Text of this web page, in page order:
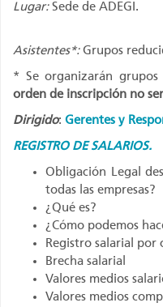
Lugar:Sede
Asistentes*: Grupos
* Se organizarán grupos
orden de inscripción no
Dirigido: Gerentes y
REGISTRO DE SALARIOS.
Obligación Legal
todas las empresas?
¿Qué es?
¿Cómo podemos
Registro salarial por
Brecha salarial
Valores medios
Valores medios